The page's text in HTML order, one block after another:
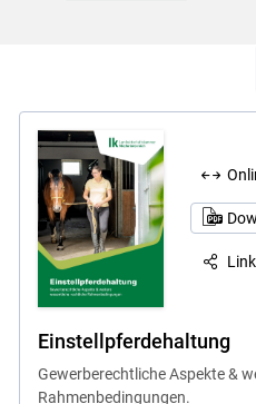
Einstellpferdehaltung
Gewerberechtliche Aspekte &
Rahmenbedingungen.